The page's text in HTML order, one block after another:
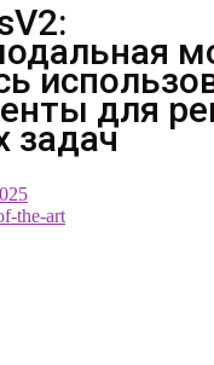
для
задач
the-art